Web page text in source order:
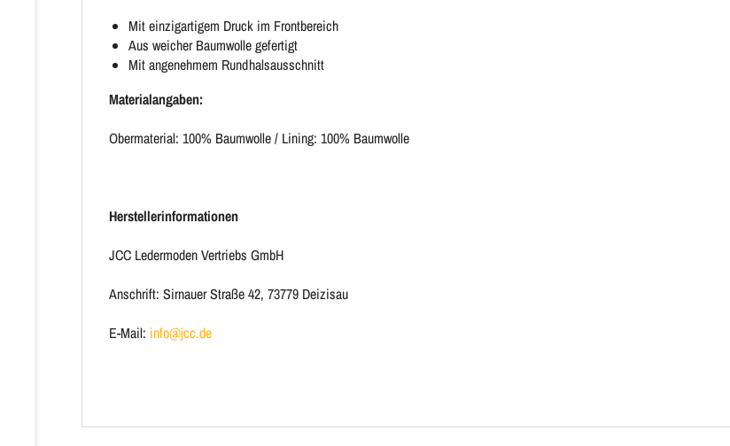
Mit einzigartigem Druck im Frontbereich
Aus weicher Baumwolle gefertigt
Mit angenehmem Rundhalsausschnitt
Materialangaben:
Obermaterial: 100% Baumwolle / Lining: 100% Baumwolle
Herstellerinformationen
JCC Ledermoden Vertriebs GmbH
Anschrift: Sirnauer Straße 42, 73779 Deizisau
E-Mail: info@jcc.de